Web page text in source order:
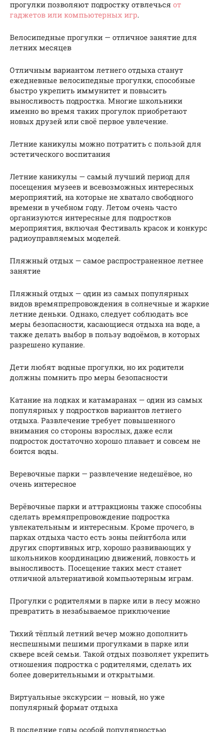
прогулки позволяют подростку отвлечься от
гаджетов или компьютерных игр.
Велосипедные прогулки — отличное занятие для
летних месяцев
Отличным вариантом летнего отдыха станут
ежедневные велосипедные прогулки, способные
быстро укрепить иммунитет и повысить
выносливость подростка. Многие школьники
именно во время таких прогулок приобретают
новых друзей или своё первое увлечение.
Летние каникулы можно потратить с пользой для
эстетического воспитания
Летние каникулы — самый лучший период для
посещения музеев и всевозможных интересных
мероприятий, на которые не хватало свободного
времени в учебном году. Летом очень часто
организуются интересные для подростков
мероприятия, включая Фестиваль красок и конкурс
радиоуправляемых моделей.
Пляжный отдых — самое распространенное летнее
занятие
Пляжный отдых — один из самых популярных
видов времяпрепровождения в солнечные и жаркие
летние деньки. Однако, следует соблюдать все
меры безопасности, касающиеся отдыха на воде, а
также делать выбор в пользу водоёмов, в которых
разрешено купание.
Дети любят водные прогулки, но их родители
должны помнить про меры безопасности
Катание на лодках и катамаранах — один из самых
популярных у подростков вариантов летнего
отдыха. Развлечение требует повышенного
внимания со стороны взрослых, даже если
подросток достаточно хорошо плавает и совсем не
боится воды.
Веревочные парки — развлечение недешёвое, но
очень интересное
Верёвочные парки и аттракционы также способны
сделать времяпрепровождение подростка
увлекательным и интересным. Кроме прочего, в
парках отдыха часто есть зоны пейнтбола или
других спортивных игр, хорошо развивающих у
школьников координацию движений, ловкость и
выносливость. Посещение таких мест станет
отличной альтернативой компьютерным играм.
Прогулки с родителями в парке или в лесу можно
превратить в незабываемое приключение
Тихий тёплый летний вечер можно дополнить
неспешными пешими прогулками в парке или
сквере всей семьи. Такой отдых позволяет укрепить
отношения подростка с родителями, сделать их
более доверительными и открытыми.
Виртуальные экскурсии — новый, но уже
популярный формат отдыха
В последние годы особой популярностью